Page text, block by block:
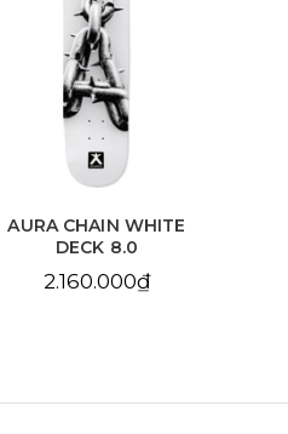
AURA CHAIN WHITE
DECK 8.0
2.160.000₫